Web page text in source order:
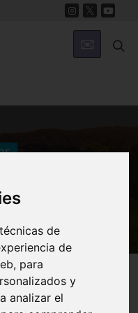
de
de
para
y
analizar el